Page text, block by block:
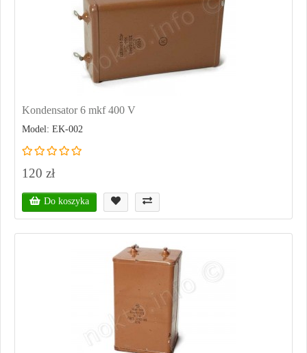
Kondensator 6 mkf 400 V
Model: EK-002
120 zł
Do koszyka